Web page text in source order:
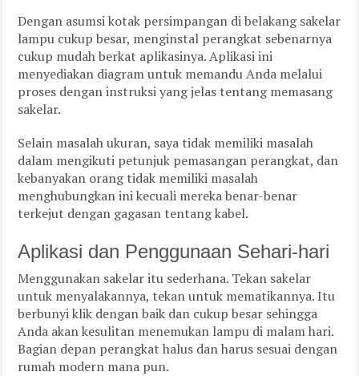
Dengan asumsi kotak persimpangan di belakang sakelar
lampu cukup besar, menginstal perangkat sebenarnya
cukup mudah berkat aplikasinya. Aplikasi ini
menyediakan diagram untuk memandu Anda melalui
proses dengan instruksi yang jelas tentang memasang
sakelar.
Selain masalah ukuran, saya tidak memiliki masalah
dalam mengikuti petunjuk pemasangan perangkat, dan
kebanyakan orang tidak memiliki masalah
menghubungkan ini kecuali mereka benar-benar
terkejut dengan gagasan tentang kabel.
Aplikasi dan Penggunaan Sehari-hari
Menggunakan sakelar itu sederhana. Tekan sakelar
untuk menyalakannya, tekan untuk mematikannya. Itu
berbunyi klik dengan baik dan cukup besar sehingga
Anda akan kesulitan menemukan lampu di malam hari.
Bagian depan perangkat halus dan harus sesuai dengan
rumah modern mana pun.